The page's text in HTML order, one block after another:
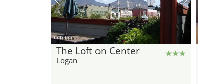
hotel.de
The Loft on Center
Logan